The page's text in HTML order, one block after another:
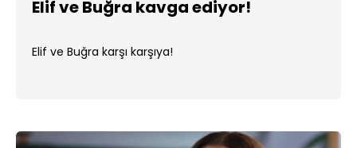
Elif ve Buğra kavga ediyor!
Elif ve Buğra karşı karşıya!